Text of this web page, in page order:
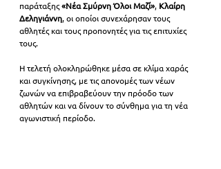
παράταξης «Νέα Σμύρνη Όλοι Μαζί», Κλαίρη
Δεληγιάννη, οι οποίοι συνεχάρησαν τους
αθλητές και τους προπονητές για τις επιτυχίες
τους.
Η τελετή ολοκληρώθηκε μέσα σε κλίμα χαράς
και συγκίνησης, με τις απονομές των νέων
ζωνών να επιβραβεύουν την πρόοδο των
αθλητών και να δίνουν το σύνθημα για τη νέα
αγωνιστική περίοδο.